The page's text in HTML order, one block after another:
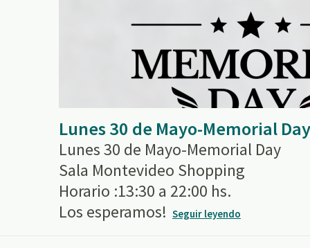
Lunes 30 de Mayo-Memorial Day
Lunes 30 de Mayo-Memorial Day
Sala Montevideo Shopping
Horario :13:30 a 22:00 hs.
Los esperamos! Seguir leyendo